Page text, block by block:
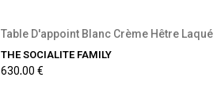
Table D'appoint Blanc Crème Hêtre Laqué
THE SOCIALITE FAMILY
630,00 €